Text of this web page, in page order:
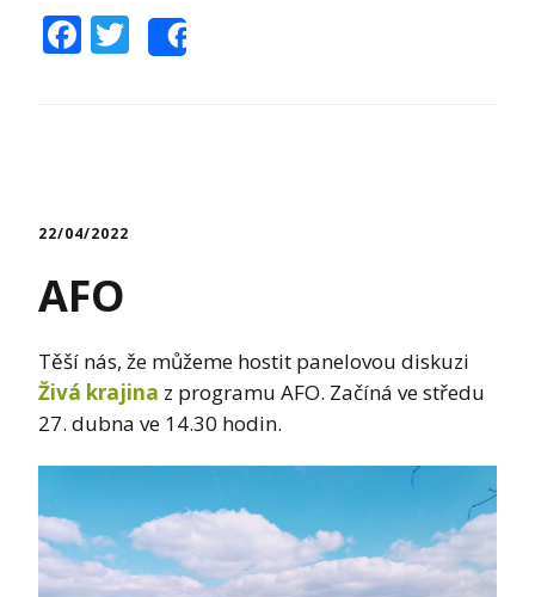
Facebook
Twitter
22/04/2022
AFO
Těší nás, že můžeme hostit panelovou diskuzi
Živá krajina z programu AFO. Začíná ve středu
27. dubna ve 14.30 hodin.